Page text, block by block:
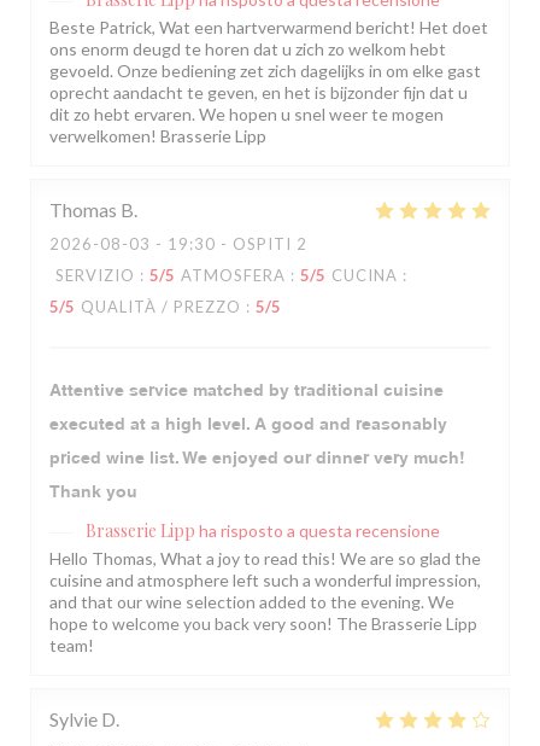
Beste Patrick, Wat een hartverwarmend bericht! Het doet
ons enorm deugd te horen dat u zich zo welkom hebt
gevoeld. Onze bediening zet zich dagelijks in om elke gast
oprecht aandacht te geven, en het is bijzonder fijn dat u
dit zo hebt ervaren. We hopen u snel weer te mogen
verwelkomen! Brasserie Lipp
Thomas B
2026-08-03 - 19:30 - OSPITI 2
SERVIZIO : 5/5 ATMOSFERA : 5/5 CUCINA :
5/5 QUALITÀ / PREZZO : 5/5
Attentive service matched by traditional cuisine
executed at a high level. A good and reasonably
priced wine list. We enjoyed our dinner very much!
Thank you
Brasserie Lipp ha risposto a questa recensione
Hello Thomas, What a joy to read this! We are so glad the
cuisine and atmosphere left such a wonderful impression,
and that our wine selection added to the evening. We
hope to welcome you back very soon! The Brasserie Lipp
team!
Sylvie D